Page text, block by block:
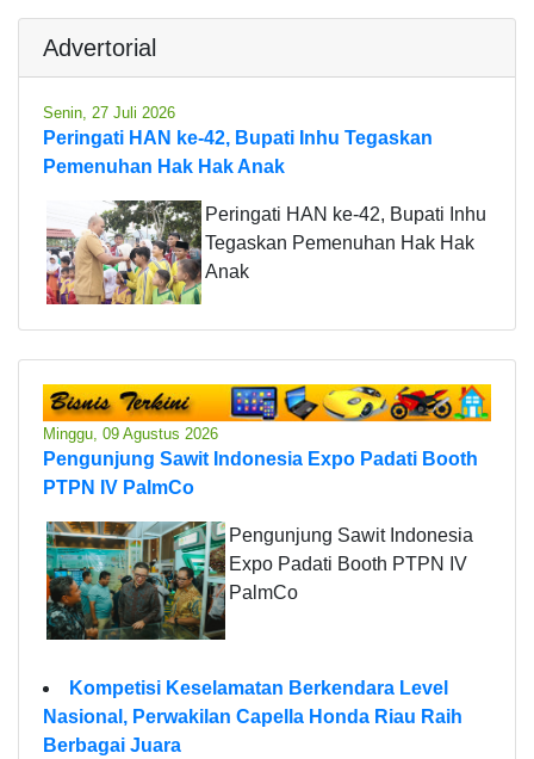
Advertorial
Senin, 27 Juli 2026
Peringati HAN ke-42, Bupati Inhu Tegaskan
Pemenuhan Hak Hak Anak
Peringati HAN ke-42, Bupati Inhu
Tegaskan Pemenuhan Hak Hak
Anak
Minggu, 09 Agustus 2026
Pengunjung Sawit Indonesia Expo Padati Booth
PTPN IV PalmCo
Pengunjung Sawit Indonesia
Expo Padati Booth PTPN IV
PalmCo
Kompetisi Keselamatan Berkendara Level
Nasional, Perwakilan Capella Honda Riau Raih
Berbagai Juara